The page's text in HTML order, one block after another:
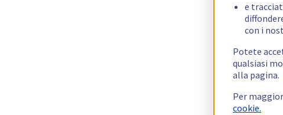
e
con i
Potete
qualsiasi
alla pagina.
Per
cookie.